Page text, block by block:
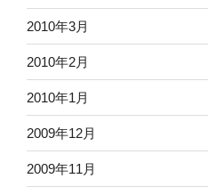
2010年3月
2010年2月
2010年1月
2009年12月
2009年11月